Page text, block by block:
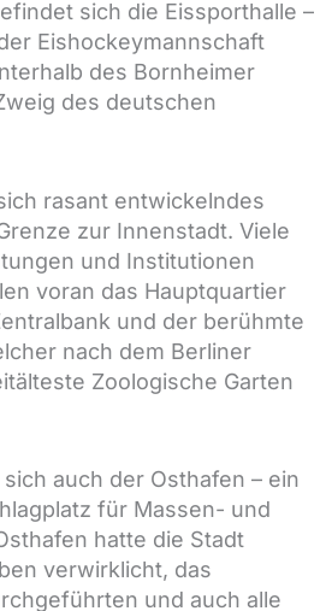
sich die Eissporthalle –
Eishockeymannschaft
des Bornheimer
des deutschen
rasant entwickelndes
zur Innenstadt. Viele
und Institutionen
voran das Hauptquartier
und der berühmte
nach dem Berliner
Zoologische Garten
auch der Osthafen – ein
für Massen- und
hatte die Stadt
verwirklicht, das
und auch alle